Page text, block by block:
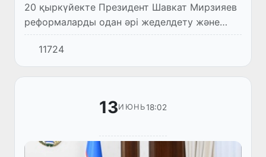
20 қыркүйекте Президент Шавкат Мирзияев
реформаларды одан әрі жеделдету және
олардың тиімділігін қамтамасыз ету
мәселелері бойынша кеңес өткізді.
11724
13ИЮНЬ18:02